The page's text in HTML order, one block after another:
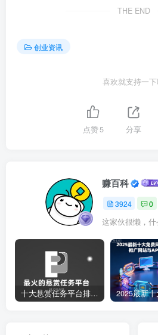
THE END
创业资讯
喜欢就支持一
点赞5 分享
赚百科
3924 0
这家伙很懒，
十大悬赏任务平台排行榜（全网最好的悬赏任务平台）